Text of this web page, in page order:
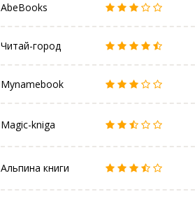
AbeBooks
Читай-город
Mynamebook
Magic-kniga
Альпина книги